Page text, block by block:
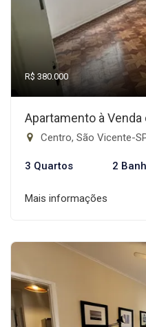
R$ 380.000
Apartamento à
Centro, São Vicente-
3 Quartos 2
Mais informações